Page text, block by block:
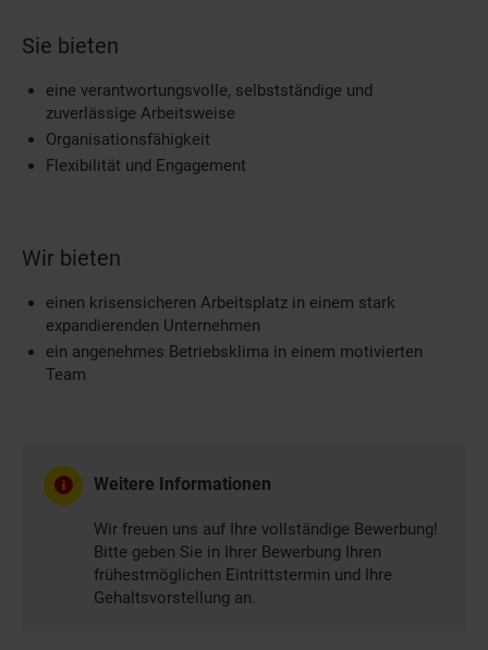
Sie bieten
eine verantwortungsvolle, selbstständige und
zuverlässige Arbeitsweise
Organisationsfähigkeit
Flexibilität und Engagement
Wir bieten
einen krisensicheren Arbeitsplatz in einem stark
expandierenden Unternehmen
ein angenehmes Betriebsklima in einem motivierten
Team
Weitere Informationen
Wir freuen uns auf Ihre vollständige Bewerbung!
Bitte geben Sie in Ihrer Bewerbung Ihren
frühestmöglichen Eintrittstermin und Ihre
Gehaltsvorstellung an.